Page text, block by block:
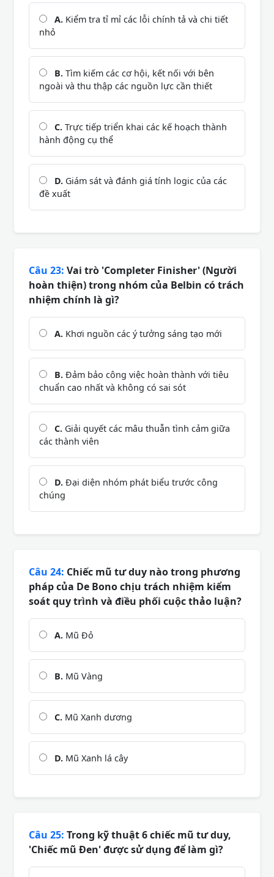
A. Kiểm tra tỉ mỉ các lỗi chính tả và chi tiết
nhỏ
B. Tìm kiếm các cơ hội, kết nối với bên
ngoài và thu thập các nguồn lực cần thiết
C. Trực tiếp triển khai các kế hoạch thành
hành động cụ thể
D. Giám sát và đánh giá tính logic của các
đề xuất
Câu 23: Vai trò 'Completer Finisher' (Người
hoàn thiện) trong nhóm của Belbin có trách
nhiệm chính là gì?
A. Khơi nguồn các ý tưởng sáng tạo mới
B. Đảm bảo công việc hoàn thành với tiêu
chuẩn cao nhất và không có sai sót
C. Giải quyết các mâu thuẫn tình cảm giữa
các thành viên
D. Đại diện nhóm phát biểu trước công
chúng
Câu 24: Chiếc mũ tư duy nào trong phương
pháp của De Bono chịu trách nhiệm kiểm
soát quy trình và điều phối cuộc thảo luận?
A. Mũ Đỏ
B. Mũ Vàng
C. Mũ Xanh dương
D. Mũ Xanh lá cây
Câu 25: Trong kỹ thuật 6 chiếc mũ tư duy,
'Chiếc mũ Đen' được sử dụng để làm gì?